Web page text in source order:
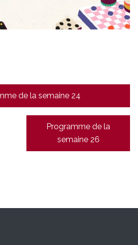
de la semaine 24
Programme de la
semaine 26